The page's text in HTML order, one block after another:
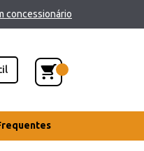
concessionário